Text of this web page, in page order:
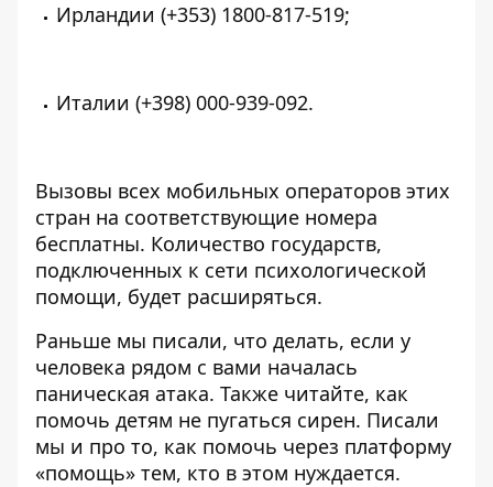
Ирландии (+353) 1800-817-519;
Италии (+398) 000-939-092.
Вызовы всех мобильных операторов этих
стран на соответствующие номера
бесплатны. Количество государств,
подключенных к сети психологической
помощи, будет расширяться.
Раньше мы писали, что делать, если у
человека рядом с вами началась
паническая атака. Также читайте, как
помочь детям не пугаться сирен. Писали
мы и про то, как помочь через платформу
«помощь» тем, кто в этом нуждается.